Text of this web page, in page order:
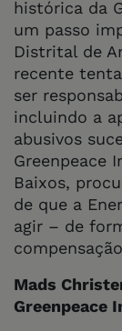
histórica da
um passo
Distrital de
recente
ser
incluindo a
abusivos
Greenpeace
Baixos,
de que a
agir – de
Mads
Greenpeace